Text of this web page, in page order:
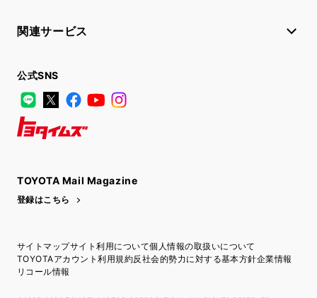
関連サービス
公式SNS
LINE
X FacebookYouTube
TOYOTA Mail Magazine
登録はこちら
サイトマップサイト利用について個人情報の取扱いについて
TOYOTAアカウント利用規約反社会的勢力に対する基本方針企業情報
リコール情報